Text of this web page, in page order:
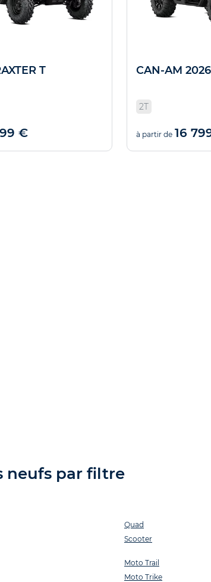
T
€
CAN-AM
2T
à partir de 16
neufs par filtre
Quad
Scooter
Moto Trail
Moto Trike